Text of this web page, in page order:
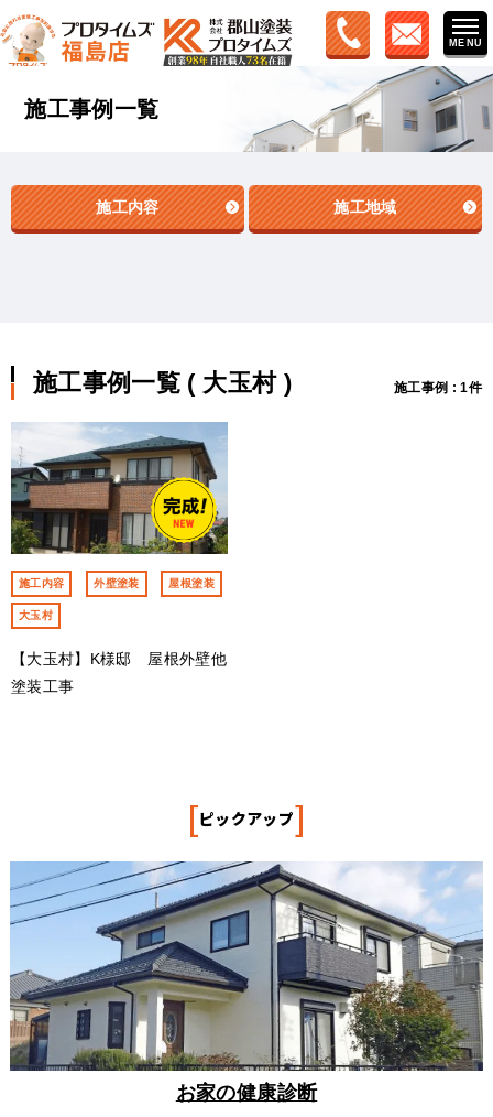
施工事例一覧
施工内容 施工地域
施工事例一覧 ( 大玉村 ) 施工事例 : 1件
施工内容 外壁塗装 屋根塗装
大玉村
【大玉村】K様邸 屋根外壁他
塗装工事
[ピックアップ]
お家の健康診断